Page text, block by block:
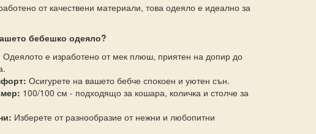
от качествени материали, това одеяло е идеално за
бебешко одеяло?
Одеялото е изработено от мек плюш, приятен на допир до
Осигурете на вашето бебче спокоен и уютен сън.
100/100 см - подходящо за кошара, количка и столче за
Изберете от разнообразие от нежни и любопитни